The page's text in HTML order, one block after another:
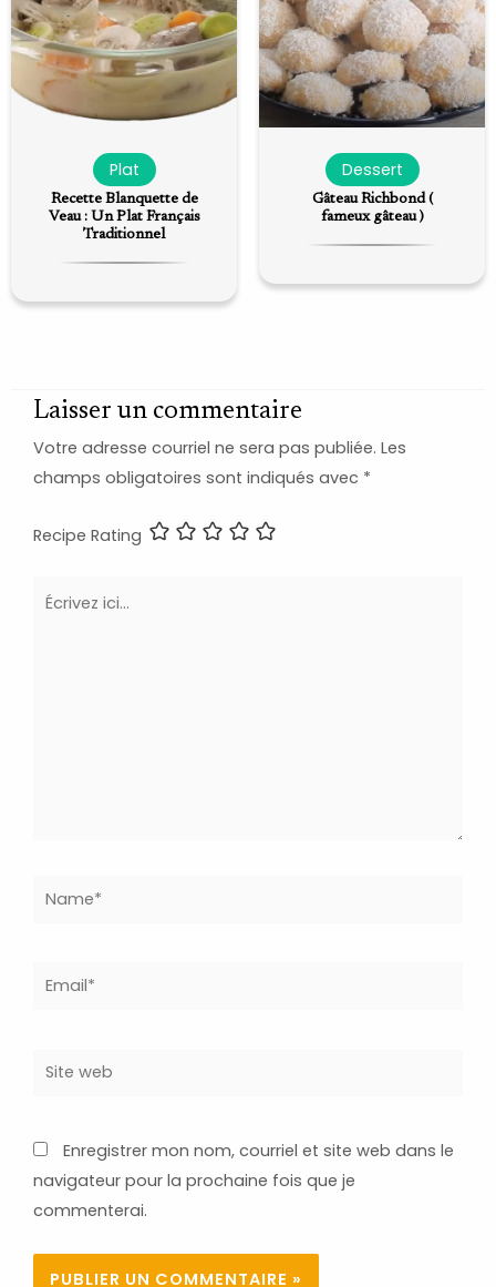
Plat
Recette Blanquette de
Veau : Un Plat Français
Traditionnel
Dessert
Gâteau Richbond (
fameux gâteau )
Laisser un commentaire
Votre adresse courriel ne sera pas publiée. Les
champs obligatoires sont indiqués avec *
Recipe Rating
Écrivez
Name*
Email*
Site
Enregistrer mon nom, courriel et site web dans le
navigateur pour la prochaine fois que je
commenterai.